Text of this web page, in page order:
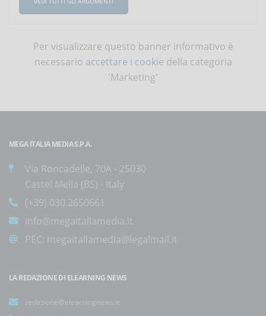
Per visualizzare questo banner informativo è
necessario accettare i cookie della categoria
'Marketing'
MEGA ITALIA MEDIA S.P.A.
Via Roncadelle, 70A - 25030
Castel Mella (BS) - Italy
(+39) 030.2650661
info@megaitaliamedia.it
PEC: megaitaliamedia@legalmail.it
LA REDAZIONE DI ELEARNING NEWS
redazione@elearningnews.it